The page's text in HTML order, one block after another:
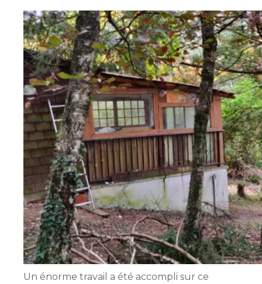
Un énorme travail a été accompli sur ce